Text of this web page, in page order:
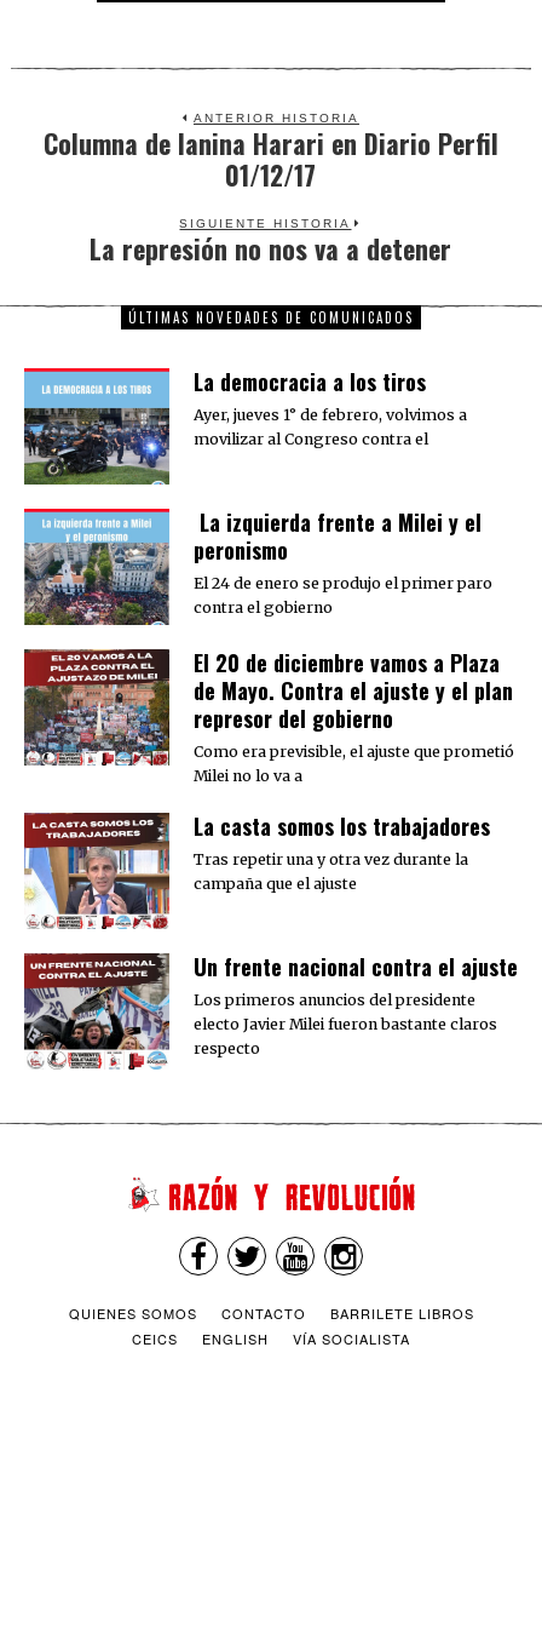
ANTERIOR HISTORIA
Previous
post:
Columna de Ianina Harari en Diario Perfil
01/12/17
SIGUIENTE HISTORIA
Next
La represión no nos va a detener
ÚLTIMAS NOVEDADES DE COMUNICADOS
La democracia a los tiros
Ayer, jueves 1° de febrero, volvimos a
movilizar al Congreso contra el
La izquierda frente a Milei y el
peronismo
El 24 de enero se produjo el primer paro
contra el gobierno
El 20 de diciembre vamos a Plaza
de Mayo. Contra el ajuste y el plan
represor del gobierno
Como era previsible, el ajuste que prometió
Milei no lo va a
La casta somos los trabajadores
Tras repetir una y otra vez durante la
campaña que el ajuste
Un frente nacional contra el ajuste
Los primeros anuncios del presidente
electo Javier Milei fueron bastante claros
respecto
QUIENES SOMOS CONTACTO
BARRILETE LIBROS
CEICS
ENGLISH VÍA SOCIALISTA